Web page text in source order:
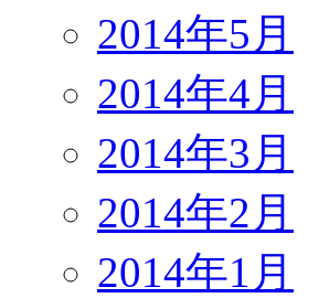
2014年5月
2014年4月
2014年3月
2014年2月
2014年1月